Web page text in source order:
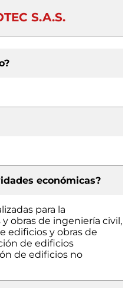
S.A.S.
económicas?
para la
obras de ingeniería civil,
edificios y obras de
de edificios
de edificios no